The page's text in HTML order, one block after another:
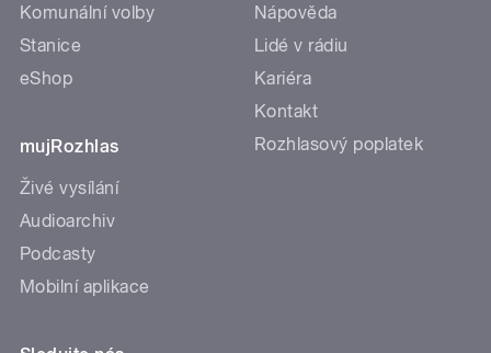
Komunální volby
Stanice
eShop
mujRozhlas
Živé vysílání
Audioarchiv
Podcasty
Mobilní aplikace
Nápověda
Lidé v rádiu
Kariéra
Kontakt
Rozhlasový poplatek